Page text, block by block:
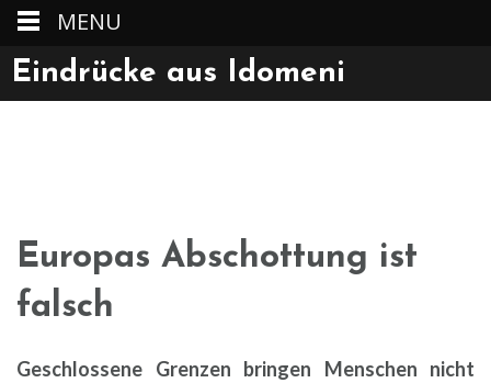
Skip
toEindrücke aus Idomeni
Europas Abschottung ist
falsch
Geschlossene Grenzen bringen Menschen nicht
MENU